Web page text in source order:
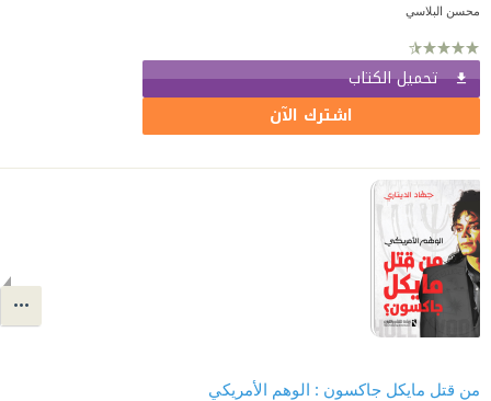
محسن البلاسي
تحميل الكتاب
اشترك الآن
من قتل مايكل جاكسون : الوهم الأمريكي